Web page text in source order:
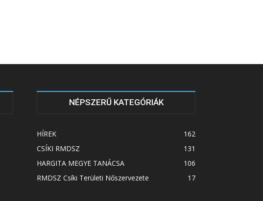
NÉPSZERŰ KATEGÓRIÁK
HÍREK
162
CSÍKI RMDSZ
131
HARGITA MEGYE TANÁCSA
106
RMDSZ Csíki Területi Nőszervezete
17